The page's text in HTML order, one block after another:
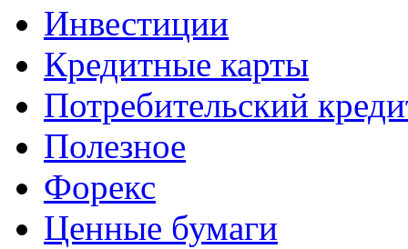
Инвестиции
Кредитные карты
Потребительский
Полезное
Форекс
Ценные бумаги